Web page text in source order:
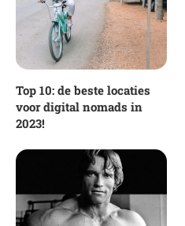
Top 10: de beste locaties
voor digital nomads in
2023!